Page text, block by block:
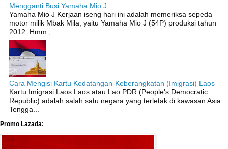
Mengganti Busi Yamaha Mio J
Yamaha Mio J Kerjaan iseng hari ini adalah memeriksa sepeda
motor milik Mbak Mila, yaitu Yamaha Mio J (54P) produksi tahun
2012. Hmm , ...
Cara Mengisi Kartu Kedatangan-Keberangkatan (Imigrasi) Laos
Kartu Imigrasi Laos Laos atau Lao PDR (People's Democratic
Republic) adalah salah satu negara yang terletak di kawasan Asia
Tengga...
Promo Lazada: